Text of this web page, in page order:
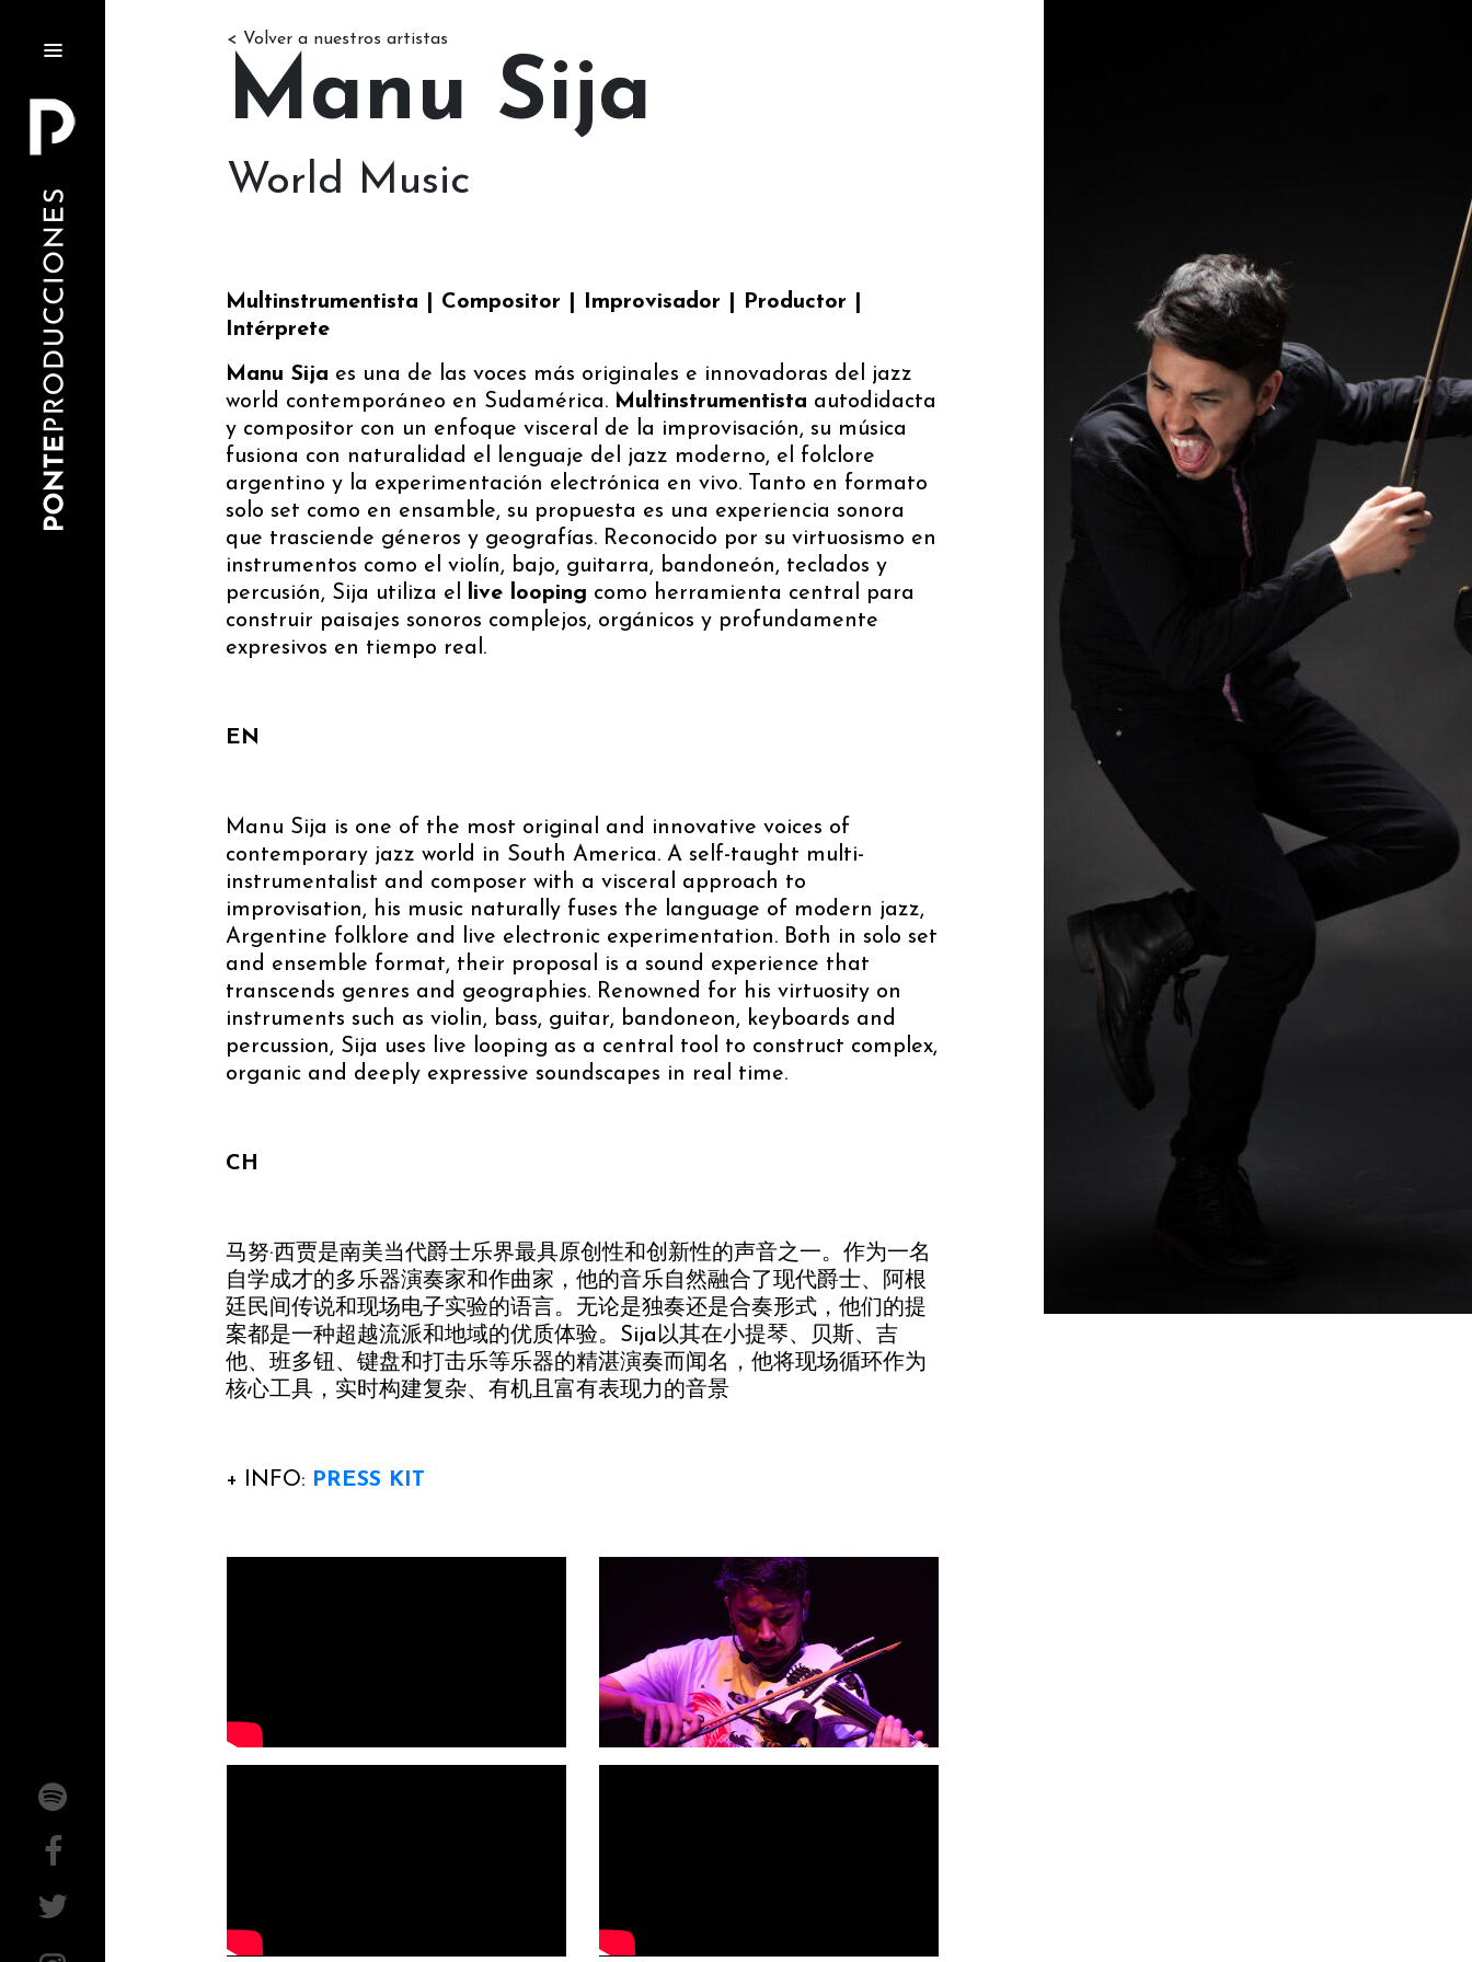
< Volver a nuestros artistas
Manu Sija
World Music
Multinstrumentista | Compositor | Improvisador | Productor |
Intérprete
Manu Sija es una de las voces más originales e innovadoras del jazz
world contemporáneo en Sudamérica. Multinstrumentista autodidacta
y compositor con un enfoque visceral de la improvisación, su música
fusiona con naturalidad el lenguaje del jazz moderno, el folclore
argentino y la experimentación electrónica en vivo. Tanto en formato
solo set como en ensamble, su propuesta es una experiencia sonora
que trasciende géneros y geografías. Reconocido por su virtuosismo en
instrumentos como el violín, bajo, guitarra, bandoneón, teclados y
percusión, Sija utiliza el live looping como herramienta central para
construir paisajes sonoros complejos, orgánicos y profundamente
expresivos en tiempo real.
EN
Manu Sija is one of the most original and innovative voices of
contemporary jazz world in South America. A self-taught multi-
instrumentalist and composer with a visceral approach to
improvisation, his music naturally fuses the language of modern jazz,
Argentine folklore and live electronic experimentation. Both in solo set
and ensemble format, their proposal is a sound experience that
transcends genres and geographies. Renowned for his virtuosity on
instruments such as violin, bass, guitar, bandoneon, keyboards and
percussion, Sija uses live looping as a central tool to construct complex,
organic and deeply expressive soundscapes in real time.
CH
马努·西贾是南美当代爵士乐界最具原创性和创新性的声音之一。作为一名
自学成才的多乐器演奏家和作曲家，他的音乐自然融合了现代爵士、阿根
廷民间传说和现场电子实验的语言。无论是独奏还是合奏形式，他们的提
案都是一种超越流派和地域的优质体验。Sija以其在小提琴、贝斯、吉
他、班多钮、键盘和打击乐等乐器的精湛演奏而闻名，他将现场循环作为
核心工具，实时构建复杂、有机且富有表现力的音景
+ INFO: PRESS KIT